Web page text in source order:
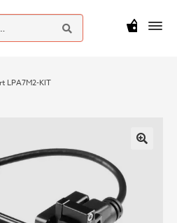
kr0
LPA7M2-KIT